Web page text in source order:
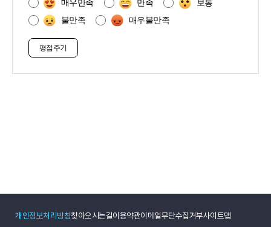
매우만족 만족
보통
불만족
매우불만족
개인정보처리방침찾아오시는길이용약관이메일무단수집거부사이트맵